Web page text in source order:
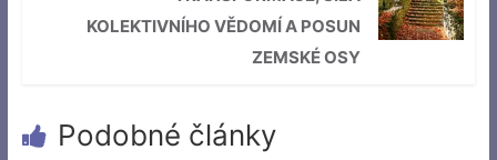
KOLEKTIVNÍHO VĚDOMÍ A POSUN
ZEMSKÉ OSY
Podobné články